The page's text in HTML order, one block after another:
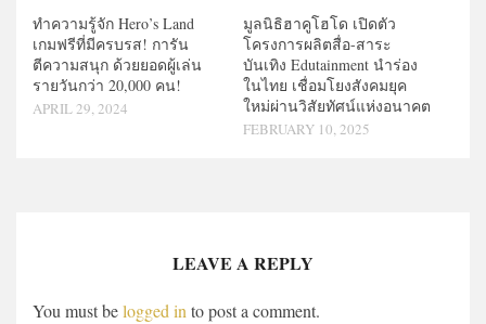
ทำความรู้จัก Hero’s Land
เกมฟรีที่มีครบรส! การัน
ตีความสนุก ด้วยยอดผู้เล่น
รายวันกว่า 20,000 คน!
APRIL 29, 2024
มูลนิธิฮาคูโฮโด เปิดตัว
โครงการผลิตสื่อ-สาระ
บันเทิง Edutainment นำร่อง
ในไทย เชื่อมโยงสังคมยุค
ใหม่ผ่านวิสัยทัศน์แห่งอนาคต
FEBRUARY 10, 2025
LEAVE A REPLY
You must belogged in to post a comment.